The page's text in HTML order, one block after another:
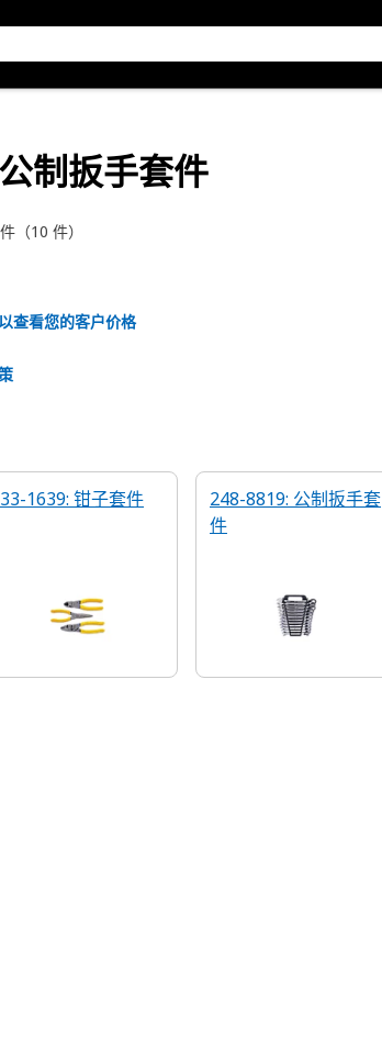
制扳手套件
（10 件）
查看您的客户价格
1639: 钳子套件
248-8819: 公制扳手套
件